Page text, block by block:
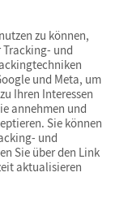
Cookies & Co.
zu können,
und
und Meta, um
Ihren Interessen
annehmen und
Sie können
und
Sie über den Link
aktualisieren